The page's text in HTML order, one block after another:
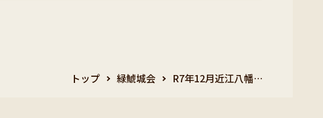
トップ 緑鯱城会 R7年12月近江八幡…